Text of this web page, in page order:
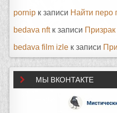
pornip к записи Найти перо
bedava nftк записи Призрак
bedava film izle к записи
МЫ ВКОНТАКТЕ